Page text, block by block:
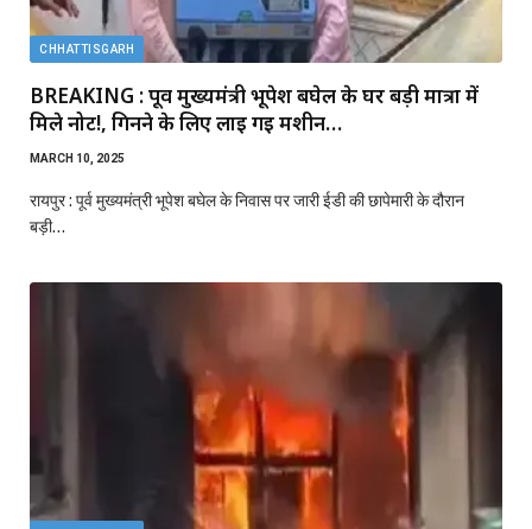
CHHATTISGARH
BREAKING : पूर्व मुख्यमंत्री भूपेश बघेल के घर बड़ी मात्रा में
मिले नोट!, गिनने के लिए लाई गई मशीन…
MARCH 10, 2025
रायपुर : पूर्व मुख्यमंत्री भूपेश बघेल के निवास पर जारी ईडी की छापेमारी के दौरान
बड़ी…